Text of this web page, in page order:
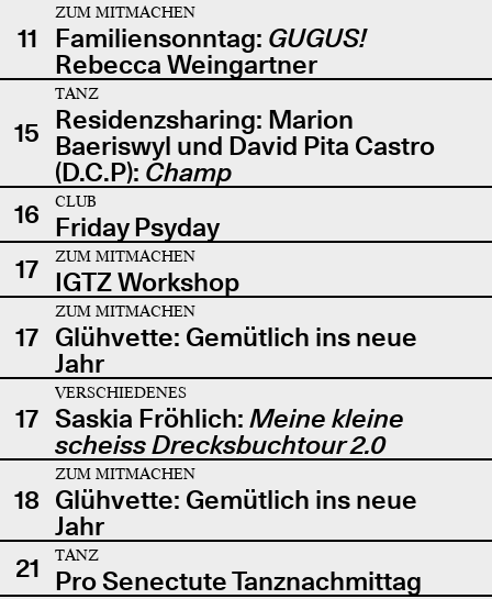
11
ZUM MITMACHEN
Familiensonntag: GUGUS!
Rebecca Weingartner
15
TANZ
Residenzsharing: Marion
Baeriswyl und David Pita Castro
(D.C.P): Champ
16
CLUB
Friday Psyday
17
ZUM MITMACHEN
IGTZ Workshop
17
ZUM MITMACHEN
Glühvette: Gemütlich ins neue
Jahr
17
VERSCHIEDENES
Saskia Fröhlich: Meine kleine
scheiss Drecksbuchtour 2.0
18
ZUM MITMACHEN
Glühvette: Gemütlich ins neue
Jahr
21
TANZ
Pro Senectute Tanznachmittag